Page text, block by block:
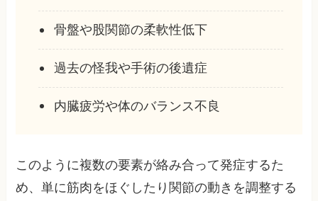
骨盤や股関節の柔軟性低下
過去の怪我や手術の後遺症
内臓疲労や体のバランス不良
このように複数の要素が絡み合って発症するた
め、単に筋肉をほぐしたり関節の動きを調整する